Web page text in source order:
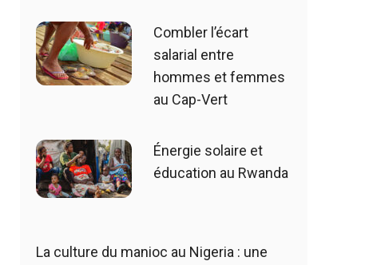
Combler l’écart
salarial entre
hommes et femmes
au Cap-Vert
Énergie solaire et
éducation au Rwanda
La culture du manioc au Nigeria : une